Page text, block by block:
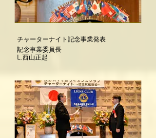
チャーターナイト記念事業発表
記念事業委員長
L.西山正起